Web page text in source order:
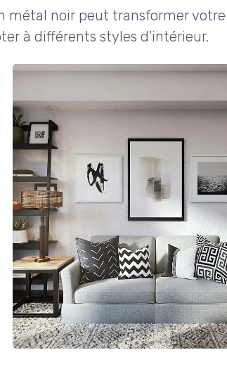
métal noir peut transformer votre
à différents styles d'intérieur.